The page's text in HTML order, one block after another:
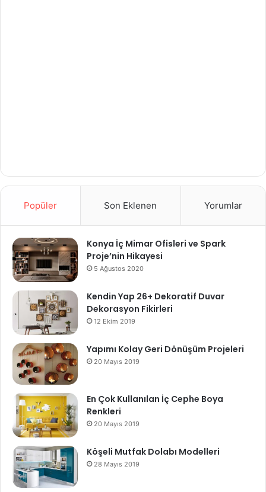
Popüler Son Eklenen Yorumlar
Konya İç Mimar Ofisleri ve Spark
Proje’nin Hikayesi
5 Ağustos 2020
Kendin Yap 26+ Dekoratif Duvar
Dekorasyon Fikirleri
12 Ekim 2019
Yapımı Kolay Geri Dönüşüm Projeleri
20 Mayıs 2019
En Çok Kullanılan İç Cephe Boya
Renkleri
20 Mayıs 2019
Köşeli Mutfak Dolabı Modelleri
28 Mayıs 2019